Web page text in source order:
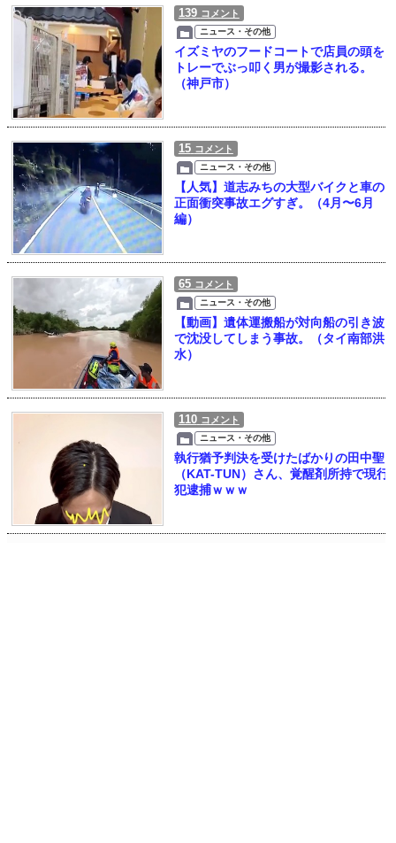
139 コメント
ニュース・その他
イズミヤのフードコートで店員の頭を
トレーでぶっ叩く男が撮影される。
（神戸市）
15 コメント
ニュース・その他
【人気】道志みちの大型バイクと車の
正面衝突事故エグすぎ。（4月〜6月
編）
65 コメント
ニュース・その他
【動画】遺体運搬船が対向船の引き波
で沈没してしまう事故。（タイ南部洪
水）
110 コメント
ニュース・その他
執行猶予判決を受けたばかりの田中聖
（KAT-TUN）さん、覚醒剤所持で現行
犯逮捕ｗｗｗ